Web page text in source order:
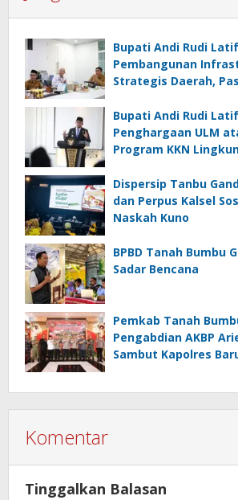
Bupati Andi Rudi
Pembangunan
Strategis Daerah,
Bupati Andi Rudi
Penghargaan ULM
Program KKN
Dispersip Tanbu
dan Perpus Kalsel
Naskah Kuno
BPBD Tanah Bumbu
Sadar Bencana
Pemkab Tanah
Pengabdian AKBP
Sambut Kapolres
Komentar
Tinggalkan Balasan